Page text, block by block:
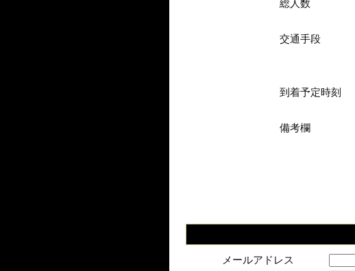
総人数
交通手段
到着予定時刻
備考欄
メールアドレス